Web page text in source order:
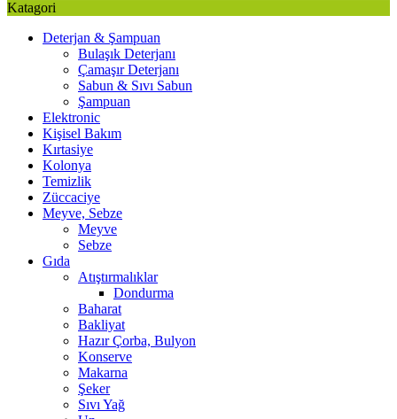
Katagori
Deterjan & Şampuan
Bulaşık Deterjanı
Çamaşır Deterjanı
Sabun & Sıvı Sabun
Şampuan
Elektronic
Kişisel Bakım
Kırtasiye
Kolonya
Temizlik
Züccaciye
Meyve, Sebze
Meyve
Sebze
Gıda
Atıştırmalıklar
Dondurma
Baharat
Bakliyat
Hazır Çorba, Bulyon
Konserve
Makarna
Şeker
Sıvı Yağ